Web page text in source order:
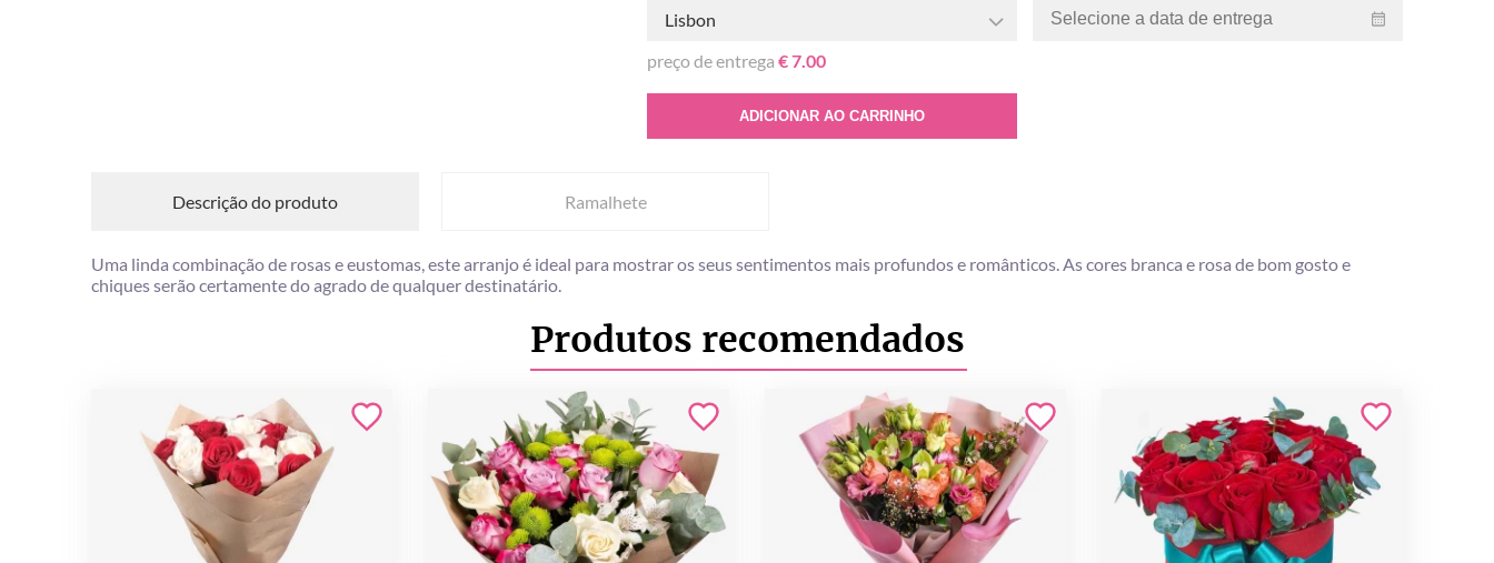
Lisbon
preço de entrega€ 7.00
ADICIONAR AO CARRINHO
Descrição do produto Ramalhete
Uma linda combinação de rosas e eustomas, este arranjo é ideal para mostrar os seus sentimentos mais profundos e românticos. As cores branca e rosa de bom gosto e
chiques serão certamente do agrado de qualquer destinatário.
Produtos recomendados